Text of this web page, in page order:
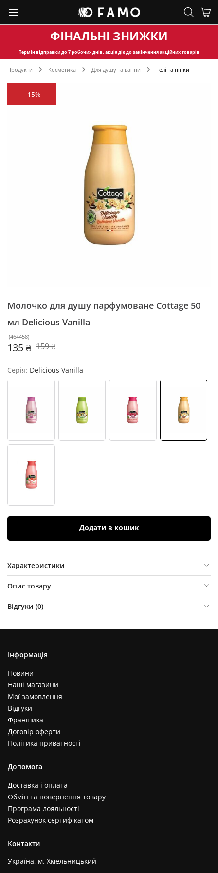
ФІНАЛЬНІ ЗНИЖКИ
Термін відправкидо 7 робочих днів, акція діє до закінчення акційних товарів
Продукти Косметика Для душу та ванни Гелі та пінки
- 15%
Молочко для душу парфумоване Cottage 50
мл Delicious Vanilla
(464458)
135 ₴ 159 ₴
Серія: Delicious Vanilla
Додати в кошик
Характеристики
Опис товару
Відгуки (0)
Інформація
Новини
Наші магазини
Мої замовлення
Відгуки
Франшиза
Договір оферти
Політика приватності
Допомога
Доставка і оплата
Обмін та повернення товару
Програма лояльності
Розрахунок сертифікатом
Контакти
Україна, м. Хмельницький